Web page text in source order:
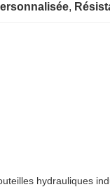
,
hydrauliques